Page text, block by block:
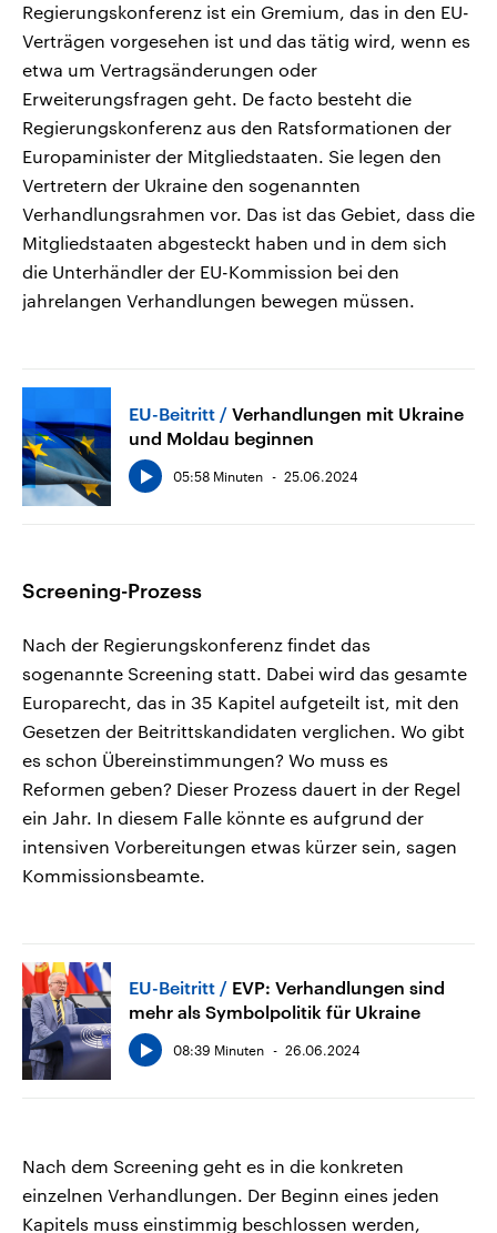
Regierungskonferenz ist ein Gremium, das in den EU-
Verträgen vorgesehen ist und das tätig wird, wenn es
etwa um Vertragsänderungen oder
Erweiterungsfragen geht. De facto besteht die
Regierungskonferenz aus den Ratsformationen der
Europaminister der Mitgliedstaaten. Sie legen den
Vertretern der Ukraine den sogenannten
Verhandlungsrahmen vor. Das ist das Gebiet, dass die
Mitgliedstaaten abgesteckt haben und in dem sich
die Unterhändler der EU-Kommission bei den
jahrelangen Verhandlungen bewegen müssen.
EU-Beitritt
Verhandlungen mit Ukraine
und Moldau beginnen
05:58 Minuten 25.06.2024
Screening-Prozess
Nach der Regierungskonferenz findet das
sogenannte Screening statt. Dabei wird das gesamte
Europarecht, das in 35 Kapitel aufgeteilt ist, mit den
Gesetzen der Beitrittskandidaten verglichen. Wo gibt
es schon Übereinstimmungen? Wo muss es
Reformen geben? Dieser Prozess dauert in der Regel
ein Jahr. In diesem Falle könnte es aufgrund der
intensiven Vorbereitungen etwas kürzer sein, sagen
Kommissionsbeamte.
EU-Beitritt
EVP: Verhandlungen sind
mehr als Symbolpolitik für Ukraine
08:39 Minuten 26.06.2024
Nach dem Screening geht es in die konkreten
einzelnen Verhandlungen. Der Beginn eines jeden
Kapitels muss einstimmig beschlossen werden,